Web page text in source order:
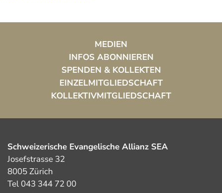
MEDIEN
INFOS ABONNIEREN
SPENDEN & KOLLEKTEN
EINZELMITGLIEDSCHAFT
KOLLEKTIVMITGLIEDSCHAFT
Schweizerische Evangelische Allianz SEA
Josefstrasse 32
8005 Zürich
Tel 043 344 72 00